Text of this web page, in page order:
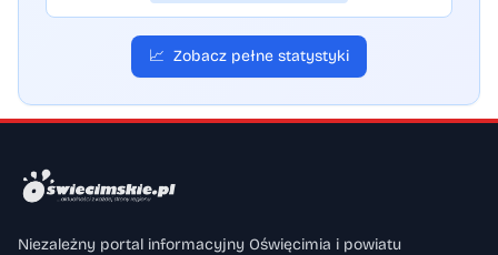
📈 Zobacz pełne statystyki
Niezależny portal informacyjny Oświęcimia i powiatu